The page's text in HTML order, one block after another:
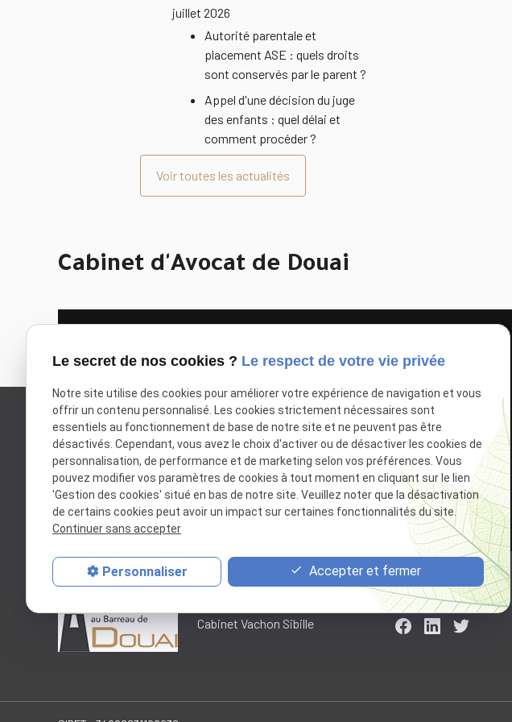
juillet 2026
Autorité parentale et
placement ASE : quels droits
sont conservés par le parent ?
Appel d'une décision du juge
des enfants : quel délai et
comment procéder ?
Voir toutes les actualités
Cabinet d'Avocat de Douai
Google Maps Search API est désactivé. Autoriser
Cabinet Vachon Sibille
Le secret de nos cookies ? Le respect de votre vie privée
Notre site utilise des cookies pour améliorer votre expérience de navigation et vous
offrir un contenu personnalisé. Les cookies strictement nécessaires sont
essentiels au fonctionnement de base de notre site et ne peuvent pas être
désactivés. Cependant, vous avez le choix d'activer ou de désactiver les cookies de
personnalisation, de performance et de marketing selon vos préférences. Vous
pouvez modifier vos paramètres de cookies à tout moment en cliquant sur le lien
'Gestion des cookies' situé en bas de notre site. Veuillez noter que la désactivation
de certains cookies peut avoir un impact sur certaines fonctionnalités du site.
Continuer sans accepter
Personnaliser Accepter et fermer